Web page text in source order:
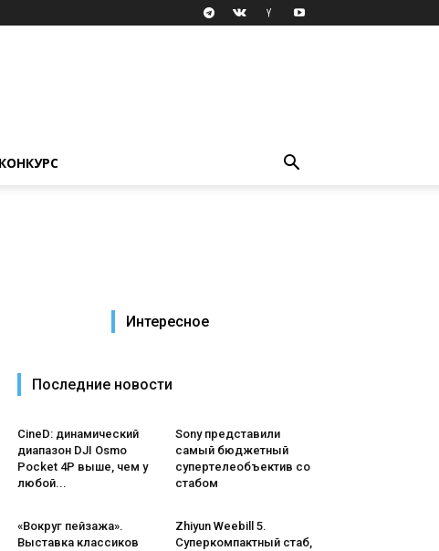
Интересное
Последние новости
CineD: динамический
диапазон DJI Osmo
Pocket 4P выше, чем у
любой...
Sony представили
самый бюджетный
супертелеобъектив со
стабом
«Вокруг пейзажа».
Выставка классиков
Zhiyun Weebill 5.
Cуперкомпактный стаб,